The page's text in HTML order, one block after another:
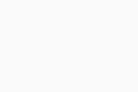
steht
Für Klaus Brockhoff
der Leere oder
nicht handhaben
Befürchtung ist: Mein
Weg zwischen dieser